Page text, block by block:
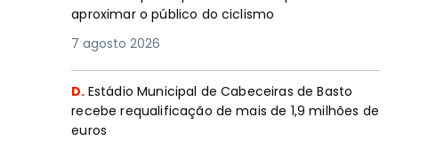
aproximar o público do ciclismo
7 agosto 2026
D. Estádio Municipal de Cabeceiras de Basto
recebe requalificação de mais de 1,9 milhões de
euros